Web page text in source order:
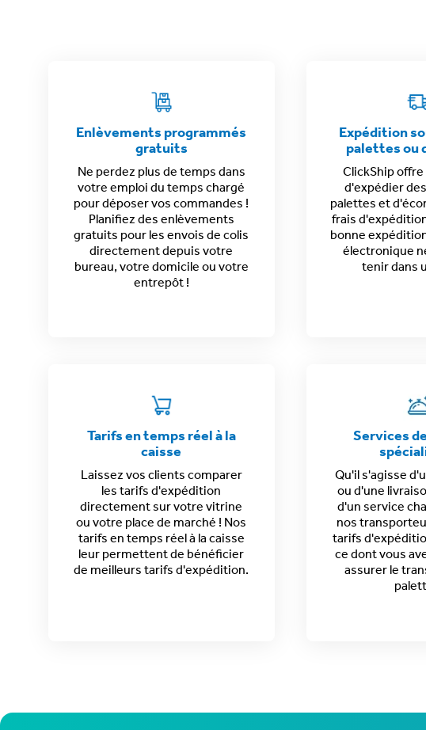
Enlèvements programmés
gratuits
Ne perdez plus de temps dans
votre emploi du temps chargé
pour déposer vos commandes !
Planifiez des enlèvements
gratuits pour les envois de colis
directement depuis votre
bureau, votre domicile ou votre
entrepôt !
Expédition
palettes ou
ClickShip
d'expédier
palettes et
frais
bonne
électronique
tenir dans
Tarifs en temps réel à la
caisse
Laissez vos clients comparer
les tarifs d'expédition
directement sur votre vitrine
ou votre place de marché ! Nos
tarifs en temps réel à la caisse
leur permettent de bénéficier
de meilleurs tarifs d'expédition.
Services
Qu'il s'agisse
ou d'une
d'un service
nos
tarifs
ce dont vous
assurer le